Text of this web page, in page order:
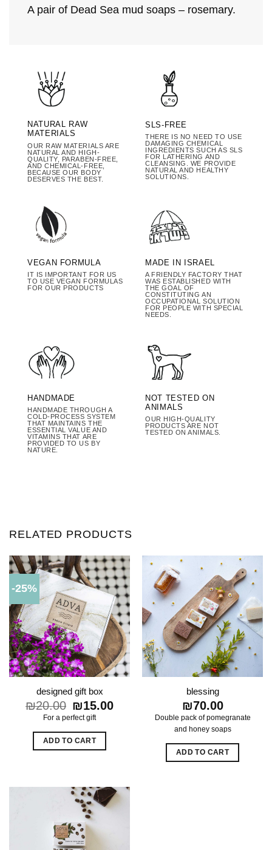
A pair of Dead Sea mud soaps – rosemary.
NATURAL RAW
MATERIALS
OUR RAW MATERIALS ARE
NATURAL AND HIGH-
QUALITY, PARABEN-FREE,
AND CHEMICAL-FREE,
BECAUSE OUR BODY
DESERVES THE BEST.
SLS-FREE
THERE IS NO NEED TO USE
DAMAGING CHEMICAL
INGREDIENTS SUCH AS SLS
FOR LATHERING AND
CLEANSING. WE PROVIDE
NATURAL AND HEALTHY
SOLUTIONS.
VEGAN FORMULA
IT IS IMPORTANT FOR US
TO USE VEGAN FORMULAS
FOR OUR PRODUCTS
MADE IN ISRAEL
A FRIENDLY FACTORY THAT
WAS ESTABLISHED WITH
THE GOAL OF
CONSTITUTING AN
OCCUPATIONAL SOLUTION
FOR PEOPLE WITH SPECIAL
NEEDS.
HANDMADE
HANDMADE THROUGH A
COLD-PROCESS SYSTEM
THAT MAINTAINS THE
ESSENTIAL VALUE AND
VITAMINS THAT ARE
PROVIDED TO US BY
NATURE.
NOT TESTED ON
ANIMALS
OUR HIGH-QUALITY
PRODUCTS ARE NOT
TESTED ON ANIMALS.
RELATED PRODUCTS
-25%
designed gift box
₪20.00
Original
price
was:
₪20.00.
₪15.00Current
For a perfect gift
ADD TO CART
blessing
₪70.00
Double pack of pomegranate
and honey soaps
ADD TO CART